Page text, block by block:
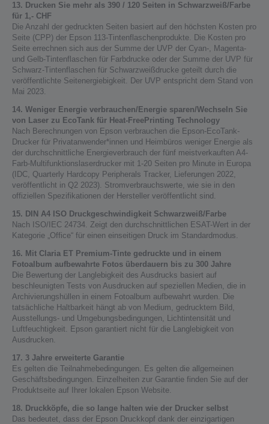
13. Drucken Sie mehr als 390 / 120 Seiten in Schwarzweiß/Farbe
für 1,- CHF
Die Anzahl der gedruckten Seiten basiert auf den höchsten Kosten pro
Seite (CPP) der Epson 113-Tintenflaschenprodukte. Die Kosten pro
Seite errechnen sich aus der Summe der UVP der Cyan-, Magenta-
und Gelb-Tintenflaschen für Farbdrucke oder der Summe der UVP für
Schwarz-Tintenflaschen für Schwarzweißdrucke geteilt durch die
veröffentlichte Seitenergiebigkeit. Der UVP entspricht dem Stand von
Mai 2023.
14. Weniger Energie verbrauchen/Energie sparen/Wechseln Sie
von Laser zu EcoTank für Heat-FreePrinting Technology
Nach Berechnungen von Epson verbrauchen die Epson-EcoTank-
Drucker für Privatanwender*innen und Heimbüros weniger Energie als
der durchschnittliche Energieverbrauch der fünf meistverkauften A4-
Farb-Multifunktionslaserdrucker mit 1-20 Seiten pro Minute in Europa
(IDC, Quarterly Hardcopy Peripherals Tracker, Lieferungen 2022,
veröffentlicht in Q2 2023). Stromverbrauchswerte, wie sie in den
offiziellen Spezifikationen der Hersteller veröffentlicht sind.
15. DIN A4 ISO Druckgeschwindigkeit Schwarzweiß/Farbe
Nach ISO/IEC 24734. Zeigt den durchschnittlichen ESAT-Wert in der
Kategorie „Office“ für einen einseitigen Druck im Standardmodus.
16. Mit Claria ET Premium-Tinte gedruckte und in einem
Fotoalbum aufbewahrte Fotos überdauern bis zu 300 Jahre
Die Bewertung der Langlebigkeit des Ausdrucks basiert auf
beschleunigten Tests von Ausdrucken auf speziellen Medien, die in
Archivierungshüllen in einem Fotoalbum aufbewahrt wurden. Die
tatsächliche Haltbarkeit hängt ab von Medium, gedrucktem Bild,
Ausstellungs- und Umgebungsbedingungen, Lichtintensität und
Luftfeuchtigkeit. Epson garantiert nicht für die Langlebigkeit von
Ausdrucken.
17. 3 Jahre erweiterte Garantie
Es gelten die Teilnahmebedingungen. Es gelten die allgemeinen
Geschäftsbedingungen. Einzelheiten zur Garantie finden Sie auf der
Produktseite auf Ihrer lokalen Epson Website.
18. Druckköpfe, die so lange halten wie der Drucker selbst
Das bedeutet, dass der Epson Druckkopf dank der einzigartigen